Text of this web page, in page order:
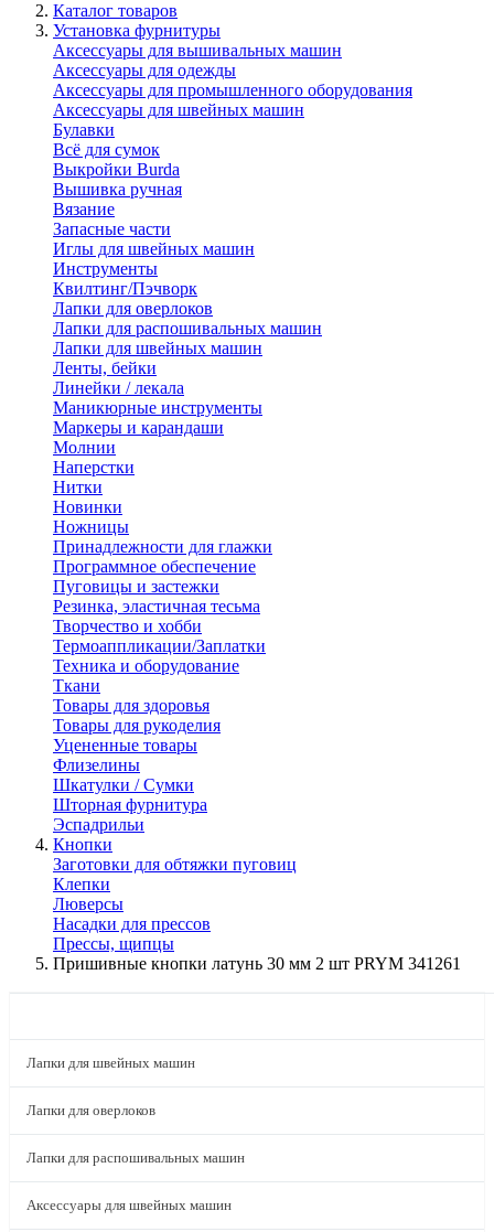
Каталог товаров
Установка фурнитуры
Аксессуары для вышивальных машин
Аксессуары для одежды
Аксессуары для промышленного оборудования
Аксессуары для швейных машин
Булавки
Всё для сумок
Выкройки Burda
Вышивка ручная
Вязание
Запасные части
Иглы для швейных машин
Инструменты
Квилтинг/Пэчворк
Лапки для оверлоков
Лапки для распошивальных машин
Лапки для швейных машин
Ленты, бейки
Линейки / лекала
Маникюрные инструменты
Маркеры и карандаши
Молнии
Наперстки
Нитки
Новинки
Ножницы
Принадлежности для глажки
Программное обеспечение
Пуговицы и застежки
Резинка, эластичная тесьма
Творчество и хобби
Термоаппликации/Заплатки
Техника и оборудование
Ткани
Товары для здоровья
Товары для рукоделия
Уцененные товары
Флизелины
Шкатулки / Сумки
Шторная фурнитура
Эспадрильи
Кнопки
Заготовки для обтяжки пуговиц
Клепки
Люверсы
Насадки для прессов
Прессы, щипцы
Пришивные кнопки латунь 30 мм 2 шт PRYM 341261
Лапки для швейных машин
Лапки для оверлоков
Лапки для распошивальных машин
Аксессуары для швейных машин